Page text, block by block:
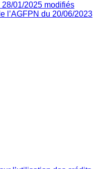
28/01/2025 modifiés
l’AGFPN du 20/06/2023